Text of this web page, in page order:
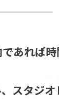
あれば時
スタジ